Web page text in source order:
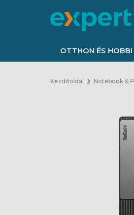
OTTHON ÉS HOBBI
Kezdőoldal Notebook &